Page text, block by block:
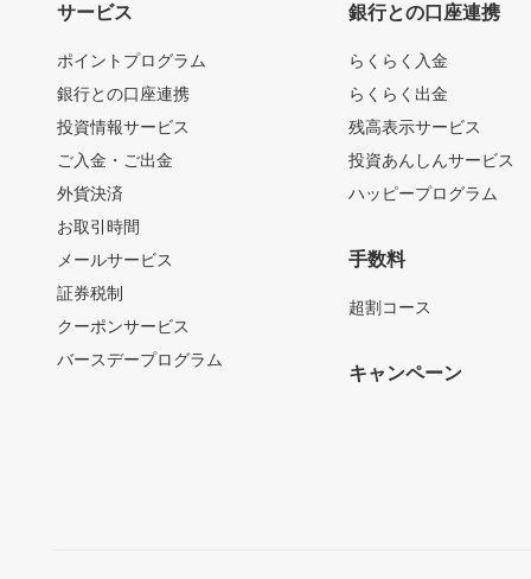
サービス
ポイントプログラム
銀行との口座連携
投資情報サービス
ご入金・ご出金
外貨決済
お取引時間
メールサービス
証券税制
クーポンサービス
バースデープログラム
銀行との口座連携
らくらく入金
らくらく出金
残高表示サービス
投資あんしんサービス
ハッピープログラム
手数料
超割コース
キャンペーン